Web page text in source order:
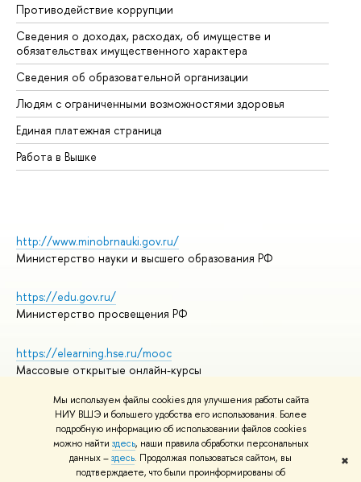
Мы используем файлы cookies для улучшения работы сайта
НИУ ВШЭ и большего удобства его использования. Более
подробную информацию об использовании файлов cookies
можно найти здесь, наши правила обработки персональных
данных –здесь. Продолжая пользоваться сайтом, вы
подтверждаете, что были проинформированы об
✖
Противодействие коррупции
Сведения о доходах, расходах, об имуществе и
обязательствах имущественного характера
Сведения об образовательной организации
Людям с ограниченными возможностями здоровья
Единая платежная страница
Работа в Вышке
http://www.minobrnauki.gov.ru/
Министерство науки и высшего образования РФ
https://edu.gov.ru/
Министерство просвещения РФ
https://elearning.hse.ru/mooc
Массовые открытые онлайн-курсы
© НИУ ВШЭ 1993–2026
Адреса и контакты
Условия использования материалов
Политика конфиденциальности